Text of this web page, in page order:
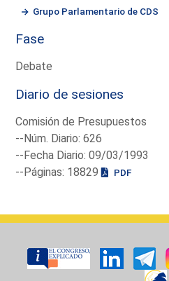
Grupo Parlamentario de CDS
Fase
Debate
Diario de sesiones
Comisión de Presupuestos
--Núm. Diario: 626
--Fecha Diario: 09/03/1993
--Páginas: 18829
PDF